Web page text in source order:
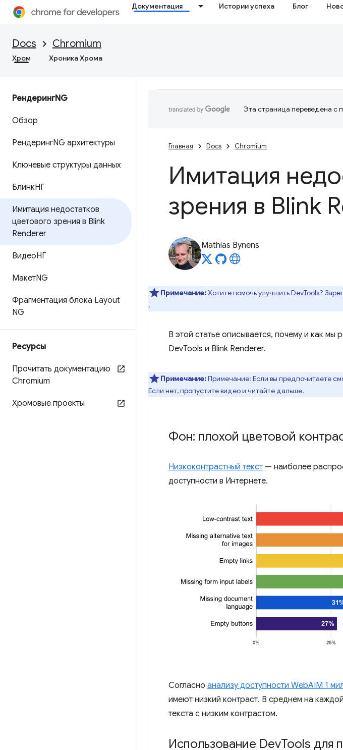
Документация Истории успеха Блог
Docs Chromium
Хром Хроника Хрома
РендерингNG
Обзор
РендерингNG архитектуры
Ключевые структуры данных
БлинкНГ
Имитация недостатков
цветового зрения в Blink
Renderer
ВидеоНГ
МакетNG
Фрагментация блока Layout
NG
Ресурсы
Прочитать документацию
Chromium
Хромовые проекты
Эта страница переведена с
Главная Docs Chromium
Имитация
зрения в Blink
Mathias Bynens
Примечание:Хотите помочь улучшить DevTools?
.
В этой статье описывается, почему и как
DevTools и Blink Renderer.
Примечание:Примечание: Если вы предпочитаете
Если нет, пропустите видео и читайте дальше.
Фон: плохой цветовой
Низкоконтрастный текст — наиболее
доступности в Интернете.
Согласно анализу доступности WebAIM 1
имеют низкий контраст. В среднем на
текста с низким контрастом.
Использование DevTools для